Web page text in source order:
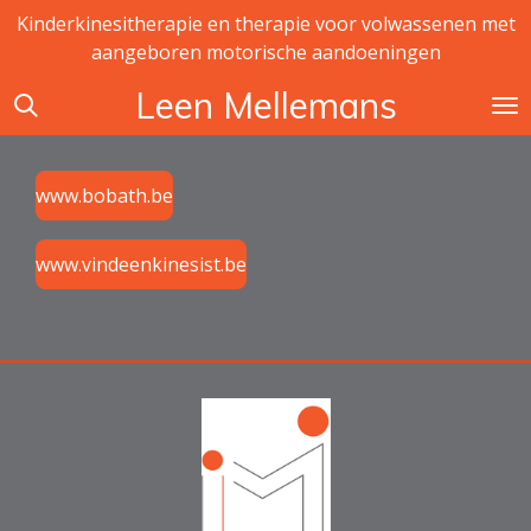
Ga
de
hoofdinhoud
Leen Mellemans
Kinderkinesitherapie en therapie voor volwassenen met
aangeboren motorische aandoeningen
www.bobath.be
www.vindeenkinesist.be